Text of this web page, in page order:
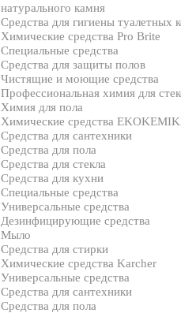
натурального камня
Средства для гигиены туалетных
Химические средства Pro Brite
Специальные средства
Средства для защиты полов
Чистящие и моющие средства
Профессиональная химия для
Химия для пола
Химические средства
Средства для сантехники
Средства для пола
Средства для стекла
Средства для кухни
Специальные средства
Универсальные средства
Дезинфицирующие средства
Мыло
Средства для стирки
Химические средства Karcher
Универсальные средства
Средства для сантехники
Средства для пола